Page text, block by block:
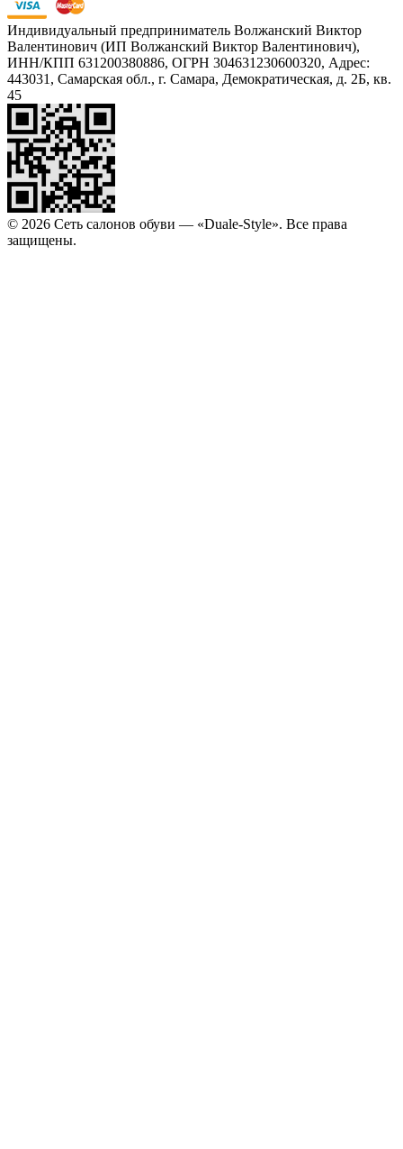
Индивидуальный предприниматель Волжанский Виктор
Валентинович (ИП Волжанский Виктор Валентинович),
ИНН/КПП 631200380886, ОГРН 304631230600320, Адрес:
443031, Самарская обл., г. Самара, Демократическая, д. 2Б, кв.
45
© 2026 Сеть салонов обуви — «Duale-Style». Все права
защищены.